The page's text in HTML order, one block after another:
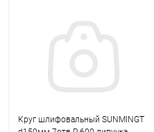
Круг шлифовальный SUNMINGT